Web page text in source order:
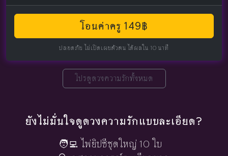
โอนค่าครู 149฿
ปลอดภัย ไม่เปิดเผยตัวตน ได้ผลใน 10 นาที
โปรดูดวงความรักทั้งหมด
ยังไม่มั่นใจดูดวงความรักแบบละเอียด?
🧑‍💻 ไพ่ยิปซีชุดใหญ่ 10 ใบ